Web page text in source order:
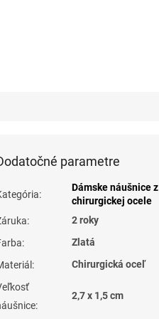
parametre
:
Dámske náušnice z
chirurgickej ocele
:
2 roky
:
Zlatá
:
Chirurgická oceľ
:
2,7 x 1,5 cm